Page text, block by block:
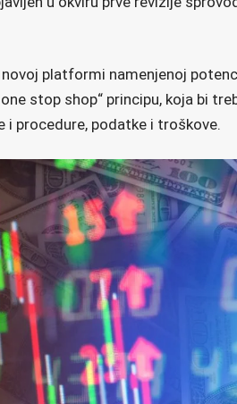
platformi namenjenoj
stop shop“ principu, koja bi
i procedure, podatke i troškove.